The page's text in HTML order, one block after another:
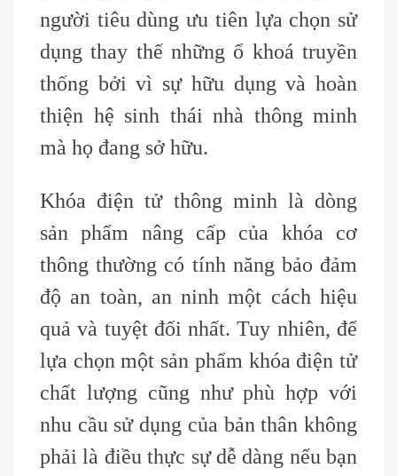
người tiêu dùng ưu tiên lựa chọn sử
dụng thay thế những ổ khoá truyền
thống bởi vì sự hữu dụng và hoàn
thiện hệ sinh thái nhà thông minh
mà họ đang sở hữu.
Khóa điện tử thông minh là dòng
sản phẩm nâng cấp của khóa cơ
thông thường có tính năng bảo đảm
độ an toàn, an ninh một cách hiệu
quả và tuyệt đối nhất. Tuy nhiên, để
lựa chọn một sản phẩm khóa điện tử
chất lượng cũng như phù hợp với
nhu cầu sử dụng của bản thân không
phải là điều thực sự dễ dàng nếu bạn